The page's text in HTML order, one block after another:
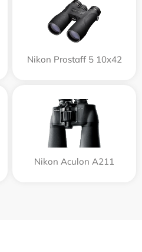
Nikon Prostaff 5 10x42
Nikon Aculon A211